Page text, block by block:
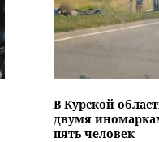
В Курской
двумя
пять человек